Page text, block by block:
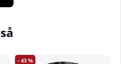
stof i
maden, som udgør en
kun i animalske
en vegetarisk eller
43